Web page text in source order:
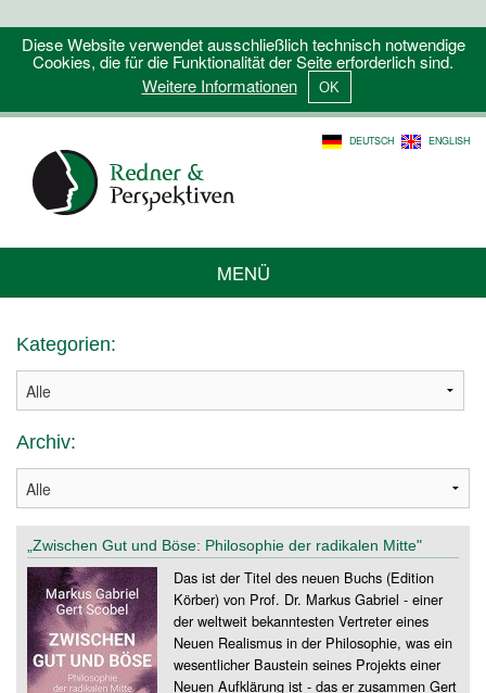
Diese Website verwendet ausschließlich technisch notwendige
Cookies, die für die Funktionalität der Seite erforderlich sind.
Weitere Informationen
DEUTSCH ENGLISH
MENÜ
Kategorien:
Archiv:
„Zwischen Gut und Böse: Philosophie der radikalen Mitte"
Das ist der Titel des neuen Buchs (Edition
Körber) von Prof. Dr. Markus Gabriel - einer
der weltweit bekanntesten Vertreter eines
Neuen Realismus in der Philosophie, was ein
wesentlicher Baustein seines Projekts einer
Neuen Aufklärung ist - das er zusammen Gert